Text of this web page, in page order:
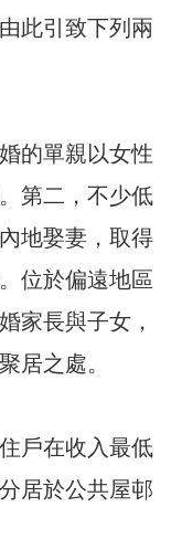
此引致下列兩
的單親以女性
第二，不少低
地娶妻，取得
位於偏遠地區
家長與子女，
居之處。
戶在收入最低
居於公共屋邨